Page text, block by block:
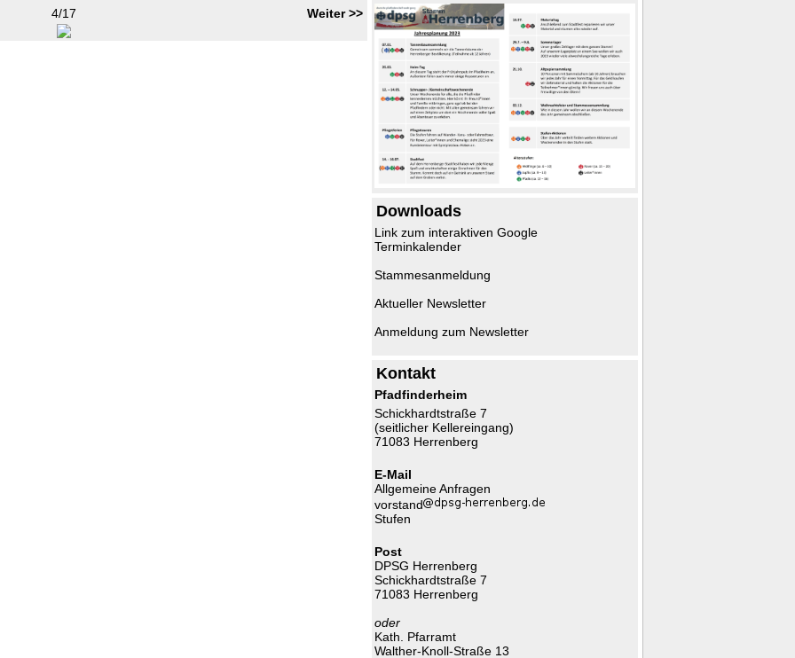
Downloads
Link zum interaktiven Google
Terminkalender
Stammesanmeldung
Aktueller Newsletter
Anmeldung zum Newsletter
Kontakt
Pfadfinderheim
Schickhardtstraße 7
(seitlicher Kellereingang)
71083 Herrenberg
E-Mail
Allgemeine Anfragen
vorstand
Stufen
Post
DPSG Herrenberg
Schickhardtstraße 7
71083 Herrenberg
oder
Kath. Pfarramt
Walther-Knoll-Straße 13
4/17 Weiter >>